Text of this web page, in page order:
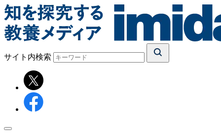
サイト内検索